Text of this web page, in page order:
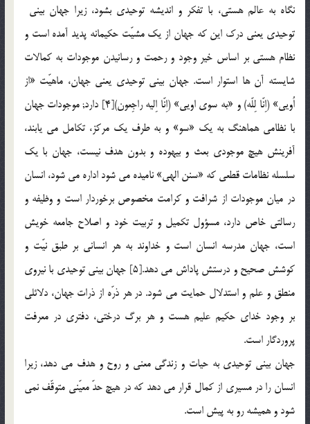
نگاه به عالم هستي، با تفکر و انديشه توحيدي بشود، زيرا جهان بيني
توحيدي يعني درك اين كه جهان از يك مشيّت حكيمانه پديد آمده است و
نظام هستي بر اساس خير وجود و رحمت و رسانيدن موجودات به كمالات
شايسته آن ها استوار است. جهان بيني توحيدي يعني جهان، ماهيّت «از
اُويي» (اِنّا لِلّه) و «به سوي اويي» (اِنّا اِليه راجِعون)[4] دارد; موجودات جهان
با نظامي هماهنگ به يك «سو» و به طرف يك مركز، تكامل مي يابند،
آفرينش هيچ موجودي بعث و بيهوده و بدون هدف نيست، جهان با يك
سلسله نظامات قطعي كه «سنن الهي» ناميده مي شود اداره مي شود، انسان
در ميان موجودات از شرافت و كرامت مخصوص برخوردار است و وظيفه و
رسالتي خاص دارد، مسؤول تكميل و تربيت خود و اصلاح جامعه خويش
است، جهان مدرسه انسان است و خداوند به هر انساني بر طبق نيّت و
كوشش صحيح و درستش پاداش مي دهد.[5] جهان بيني توحيدي با نيروي
منطق و علم و استدلال حمايت مي شود. در هر ذرّه از ذرات جهان، دلائلي
بر وجود خداي حكيم عليم هست و هر برگ درختي، دفتري در معرفت
پروردگار است.
جهان بيني توحيدي به حيات و زندگي معني و روح و هدف مي دهد، زيرا
انسان را در مسيري از كمال قرار مي دهد كه در هيچ حدّ معيّني متوقّف نمي
شود و هميشه رو به پيش است.